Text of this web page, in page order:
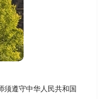
须遵守中华人民共和国